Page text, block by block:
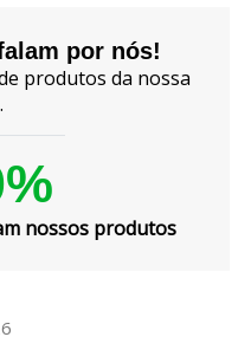
por nós!
produtos da nossa
nossos produtos